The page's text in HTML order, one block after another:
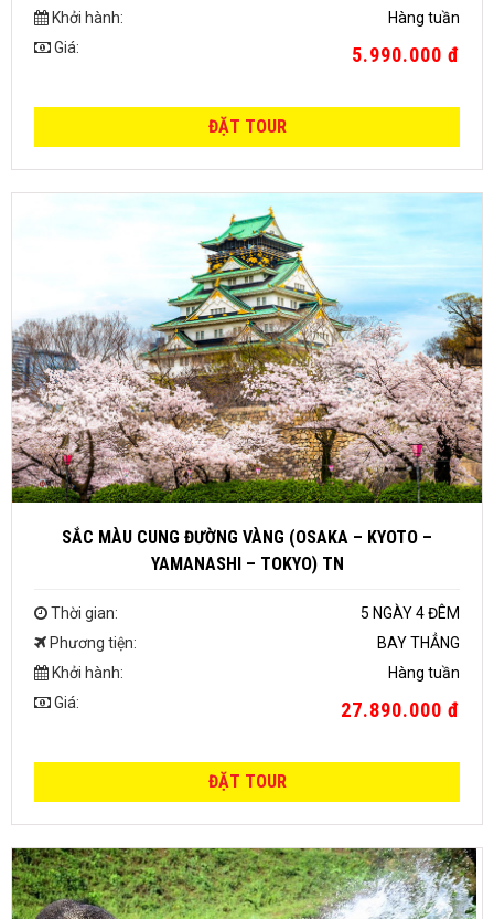
Khởi hành:
Hàng tuần
Giá:
5.990.000 đ
ĐẶT TOUR
SẮC MÀU CUNG ĐƯỜNG VÀNG (OSAKA – KYOTO –
YAMANASHI – TOKYO) TN
Thời gian:
5 NGÀY 4 ĐÊM
Phương tiện:
BAY THẲNG
Khởi hành:
Hàng tuần
Giá:
27.890.000 đ
ĐẶT TOUR